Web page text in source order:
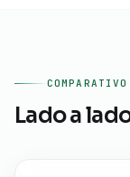
Lado a